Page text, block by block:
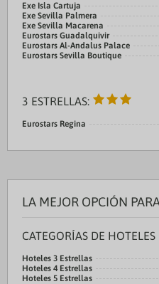
Exe Isla Cartuja
Exe Sevilla Palmera
Exe Sevilla Macarena
Eurostars Guadalquivir
Eurostars Al-Andalus Palace
Eurostars Sevilla Boutique
3 ESTRELLAS:
Eurostars Regina
LA MEJOR OPCIÓN
CATEGORÍAS DE
Hoteles 3 Estrellas
Hoteles 4 Estrellas
Hoteles 5 Estrellas